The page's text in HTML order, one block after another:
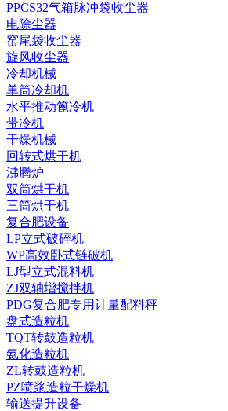
PPCS32气箱脉冲袋收尘器
电除尘器
窑尾袋收尘器
旋风收尘器
冷却机械
单筒冷却机
水平推动篦冷机
带冷机
干燥机械
回转式烘干机
沸腾炉
双筒烘干机
三筒烘干机
复合肥设备
LP立式破碎机
WP高效卧式链破机
LJ型立式混料机
ZJ双轴增搅拌机
PDG复合肥专用计量配料秤
盘式造粒机
TQT转鼓造粒机
氨化造粒机
ZL转鼓造粒机
PZ喷浆造粒干燥机
输送提升设备